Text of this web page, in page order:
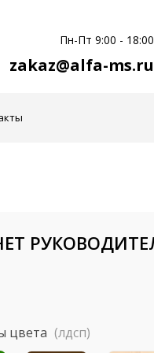
Пн-Пт 9:00 - 18:00
zakaz@alfa-ms.ru
цвета (лдсп)